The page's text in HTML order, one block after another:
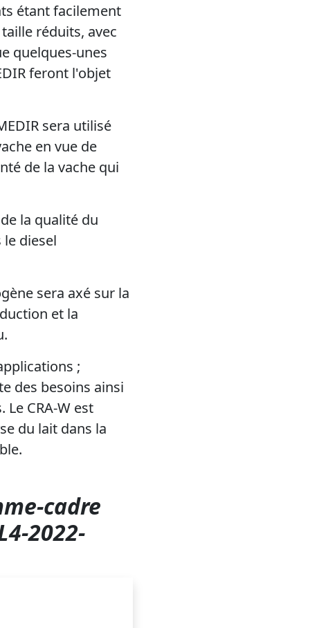
étant facilement
réduits, avec
quelques-unes
feront l'objet
sera utilisé
en vue de
de la vache qui
la qualité du
diesel
sera axé sur la
et la
;
des besoins ainsi
CRA-W est
du lait dans la
cadre
2022-